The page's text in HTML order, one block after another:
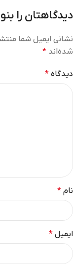
دیدگاهتان را
نشانی ایمیل شما
شده‌اند *
دیدگاه *
نام *
ایمیل *